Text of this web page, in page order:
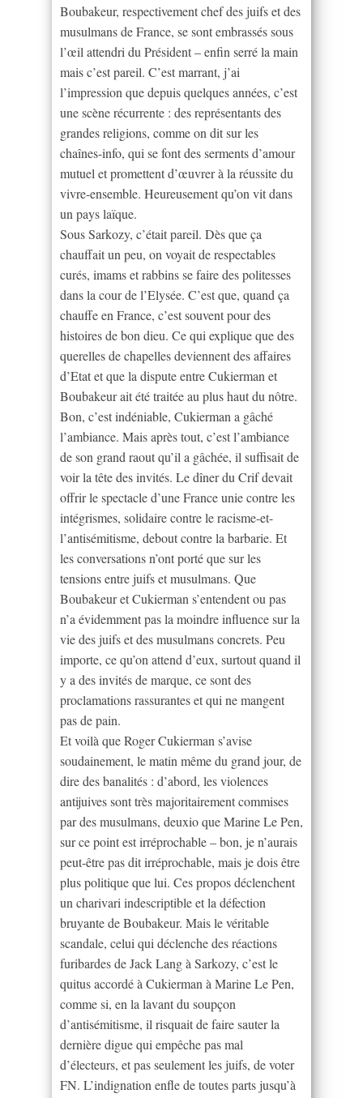
Boubakeur, respectivement chef des juifs et des
musulmans de France, se sont embrassés sous
l’œil attendri du Président – enfin serré la main
mais c’est pareil. C’est marrant, j’ai
l’impression que depuis quelques années, c’est
une scène récurrente : des représentants des
grandes religions, comme on dit sur les
chaînes-info, qui se font des serments d’amour
mutuel et promettent d’œuvrer à la réussite du
vivre-ensemble. Heureusement qu’on vit dans
un pays laïque.
Sous Sarkozy, c’était pareil. Dès que ça
chauffait un peu, on voyait de respectables
curés, imams et rabbins se faire des politesses
dans la cour de l’Elysée. C’est que, quand ça
chauffe en France, c’est souvent pour des
histoires de bon dieu. Ce qui explique que des
querelles de chapelles deviennent des affaires
d’Etat et que la dispute entre Cukierman et
Boubakeur ait été traitée au plus haut du nôtre.
Bon, c’est indéniable, Cukierman a gâché
l’ambiance. Mais après tout, c’est l’ambiance
de son grand raout qu’il a gâchée, il suffisait de
voir la tête des invités. Le dîner du Crif devait
offrir le spectacle d’une France unie contre les
intégrismes, solidaire contre le racisme-et-
l’antisémitisme, debout contre la barbarie. Et
les conversations n’ont porté que sur les
tensions entre juifs et musulmans. Que
Boubakeur et Cukierman s’entendent ou pas
n’a évidemment pas la moindre influence sur la
vie des juifs et des musulmans concrets. Peu
importe, ce qu’on attend d’eux, surtout quand il
y a des invités de marque, ce sont des
proclamations rassurantes et qui ne mangent
pas de pain.
Et voilà que Roger Cukierman s’avise
soudainement, le matin même du grand jour, de
dire des banalités : d’abord, les violences
antijuives sont très majoritairement commises
par des musulmans, deuxio que Marine Le Pen,
sur ce point est irréprochable – bon, je n’aurais
peut-être pas dit irréprochable, mais je dois être
plus politique que lui. Ces propos déclenchent
un charivari indescriptible et la défection
bruyante de Boubakeur. Mais le véritable
scandale, celui qui déclenche des réactions
furibardes de Jack Lang à Sarkozy, c’est le
quitus accordé à Cukierman à Marine Le Pen,
comme si, en la lavant du soupçon
d’antisémitisme, il risquait de faire sauter la
dernière digue qui empêche pas mal
d’électeurs, et pas seulement les juifs, de voter
FN. L’indignation enfle de toutes parts jusqu’à